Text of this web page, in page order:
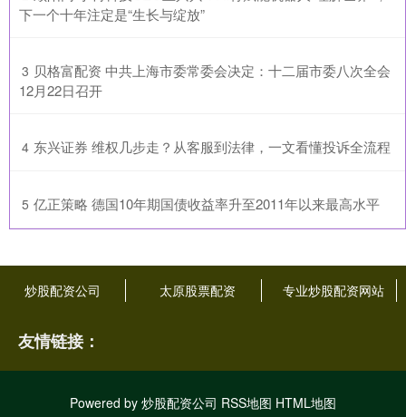
下一个十年注定是“生长与绽放”
3 ​贝格富配资 中共上海市委常委会决定：十二届市委八次全会
12月22日召开
4 ​东兴证券 维权几步走？从客服到法律，一文看懂投诉全流程
5 ​亿正策略 德国10年期国债收益率升至2011年以来最高水平
炒股配资公司 太原股票配资 专业炒股配资网站
友情链接：
Powered by 炒股配资公司 RSS地图 HTML地图